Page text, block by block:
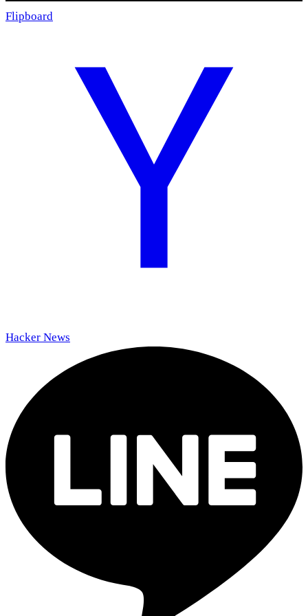
Flipboard
Hacker News